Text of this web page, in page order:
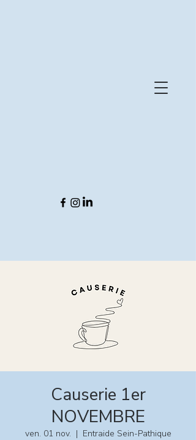
Causerie 1er
NOVEMBRE
ven. 01 nov.
  |
Entraide Sein-Pathique